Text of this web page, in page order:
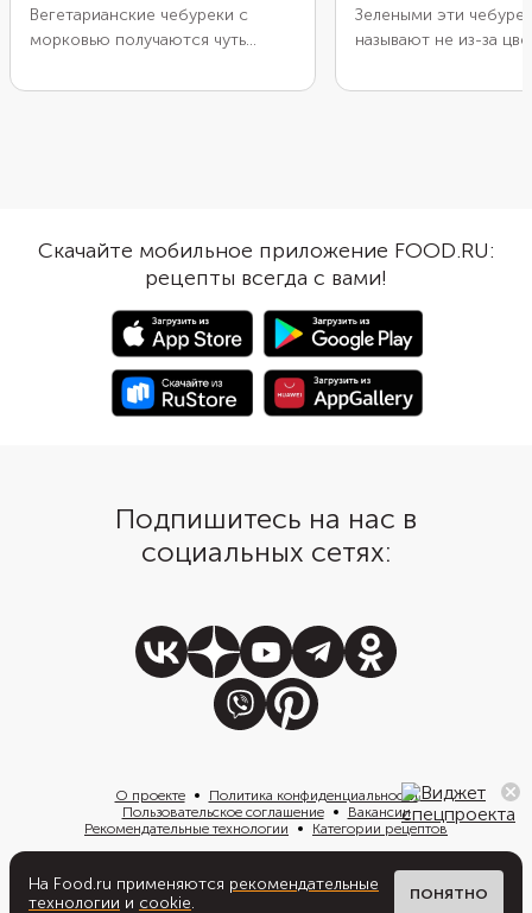
Вегетарианские чебуреки с
морковью получаются чуть
пикантной ноткой благодаря
зелень. Лучше всего выбрать
кинзу, обладающую ярким
вкусом и насыщенным ароматом.
Зелеными эти
называют не из-за
любой свежей
собранной в одной
Скачайте мобильное приложение FOOD.RU:
рецепты всегда с вами!
Подпишитесь на нас в
социальных сетях:
О проекте
Политика конфиденциальности
Пользовательское соглашение
Вакансии
Рекомендательные технологии
Категории рецептов
Написать нам
На Food.ru применяются рекомендательные
технологии и cookie. ПОНЯТНО